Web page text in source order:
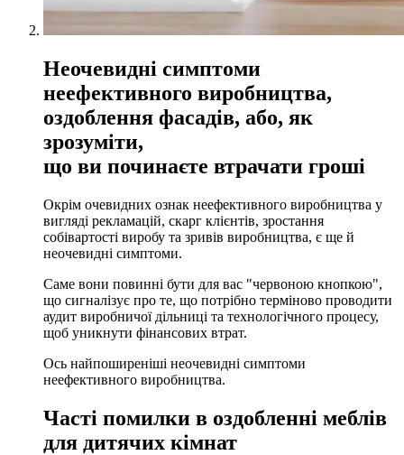
Неочевидні симптоми
неефективного виробництва,
оздоблення фасадів, або, як
зрозумiти,
що ви починаєте втрачати грошi
Окрім очевидних ознак неефективного виробництва у
вигляді рекламацій, скарг клієнтів, зростання
собівартості виробу та зривів виробництва, є ще й
неочевидні симптоми.
Саме вони повинні бути для вас "червоною кнопкою",
що сигналізує про те, що потрібно терміново проводити
аудит виробничої дільниці та технологічного процесу,
щоб уникнути фінансових втрат.
Ось найпоширеніші неочевидні симптоми
неефективного виробництва.
Часті помилки в оздобленні меблів
для дитячих кімнат